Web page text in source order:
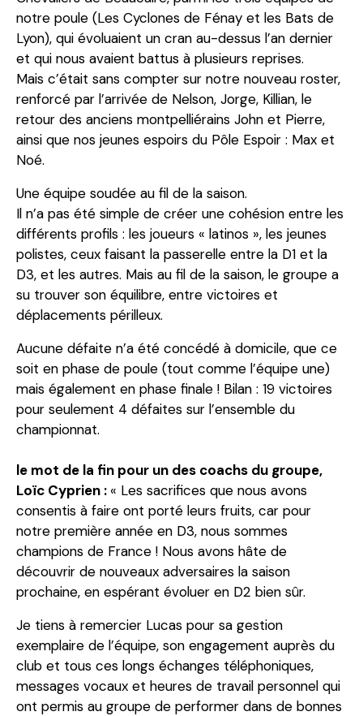
notre poule (Les Cyclones de Fénay et les Bats de
Lyon), qui évoluaient un cran au-dessus l’an dernier
et qui nous avaient battus à plusieurs reprises.
Mais c’était sans compter sur notre nouveau roster,
renforcé par l’arrivée de Nelson, Jorge, Killian, le
retour des anciens montpelliérains John et Pierre,
ainsi que nos jeunes espoirs du Pôle Espoir : Max et
Noé.
Une équipe soudée au fil de la saison.
Il n’a pas été simple de créer une cohésion entre les
différents profils : les joueurs « latinos », les jeunes
polistes, ceux faisant la passerelle entre la D1 et la
D3, et les autres. Mais au fil de la saison, le groupe a
su trouver son équilibre, entre victoires et
déplacements périlleux.
Aucune défaite n’a été concédé à domicile, que ce
soit en phase de poule (tout comme l’équipe une)
mais également en phase finale ! Bilan : 19 victoires
pour seulement 4 défaites sur l’ensemble du
championnat.
le mot de la fin pour un des coachs du groupe,
Loïc Cyprien : « Les sacrifices que nous avons
consentis à faire ont porté leurs fruits, car pour
notre première année en D3, nous sommes
champions de France ! Nous avons hâte de
découvrir de nouveaux adversaires la saison
prochaine, en espérant évoluer en D2 bien sûr.
Je tiens à remercier Lucas pour sa gestion
exemplaire de l’équipe, son engagement auprès du
club et tous ces longs échanges téléphoniques,
messages vocaux et heures de travail personnel qui
ont permis au groupe de performer dans de bonnes